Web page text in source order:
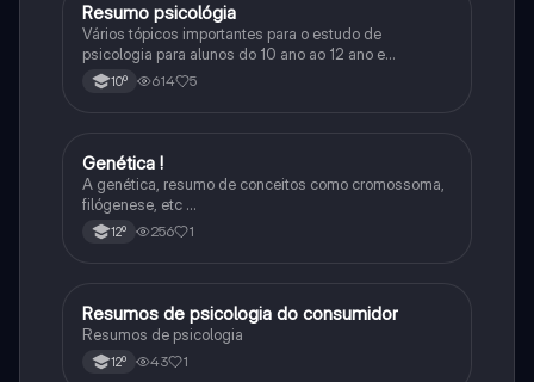
Psicologia
Resumo psicológia
Vários tópicos importantes para o estudo de
psicologia para alunos do 10 ano ao 12 ano e
universidade
10º 614 5
Psicologia
Genética !
A genética, resumo de conceitos como cromossoma,
filógenese, etc …
12º 256 1
Psicologia
Resumos de psicologia do consumidor
Resumos de psicologia
12º 43 1